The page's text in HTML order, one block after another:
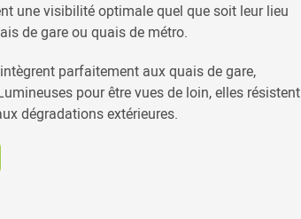
une visibilité optimale quel que soit leur lieu
de gare ou quais de métro.
parfaitement aux quais de gare,
pour être vues de loin, elles résistent
dégradations extérieures.